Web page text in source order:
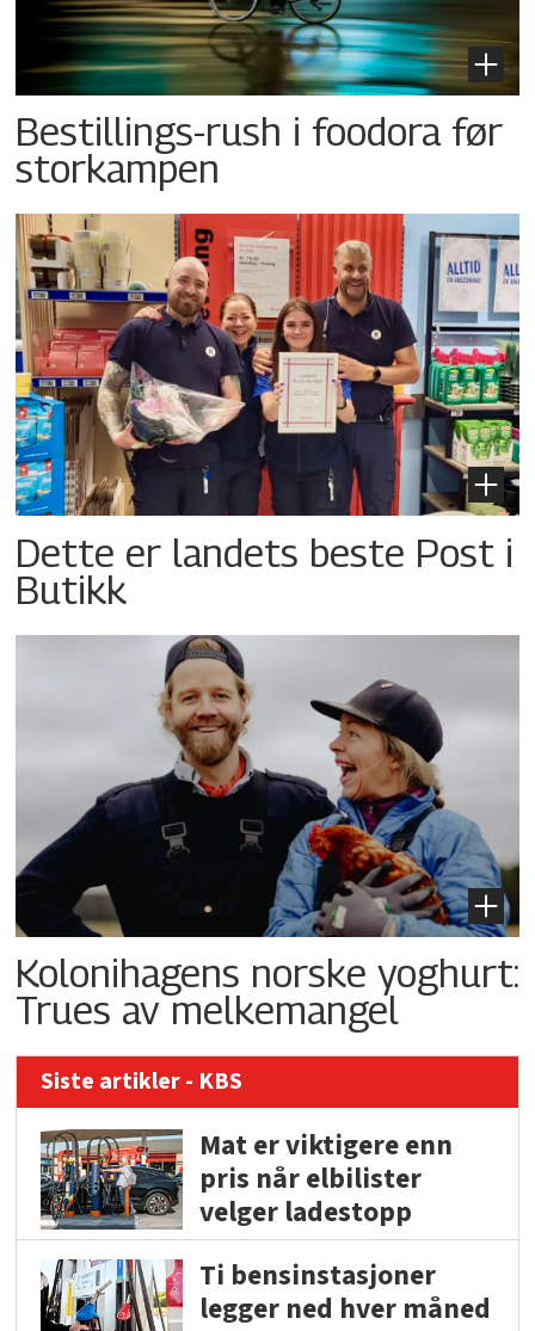
Bestillings-rush i foodora før
storkampen
Dette er landets beste Post i
Butikk
Kolonihagens norske yoghurt:
Trues av melkemangel
Siste artikler - KBS
Mat er viktigere enn
pris når elbilister
velger ladestopp
Ti bensinstasjoner
legger ned hver måned